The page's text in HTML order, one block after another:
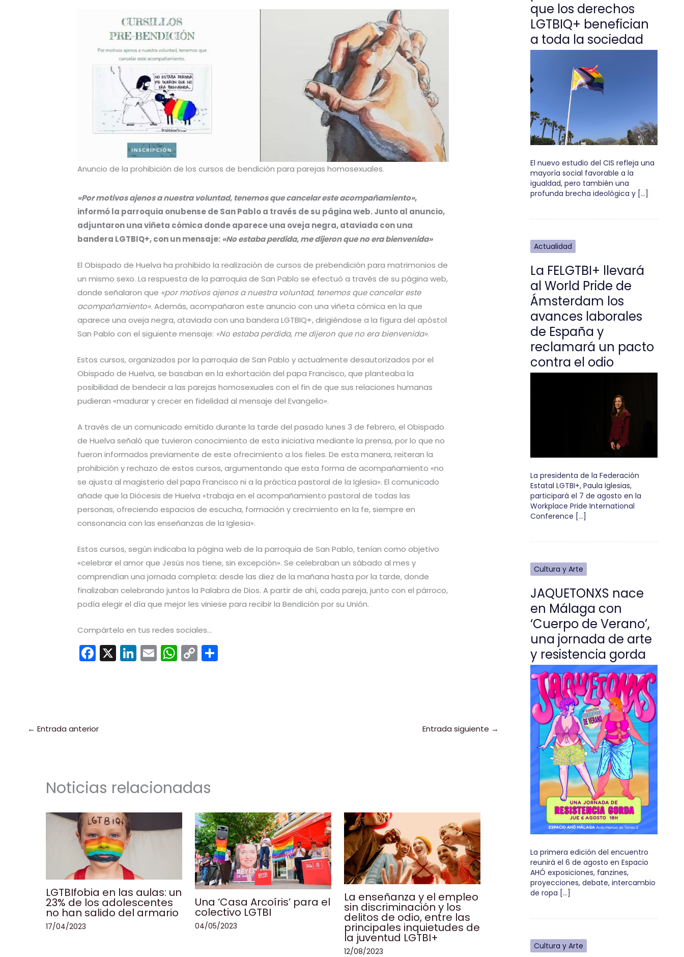
Anuncio de la prohibición de los cursos de bendición para parejas homosexuales.
«Por motivos ajenos a nuestra voluntad, tenemos que cancelar este acompañamiento»,
informó la parroquia onubense de San Pablo a través de su página web. Junto al anuncio,
adjuntaron una viñeta cómica donde aparece una oveja negra, ataviada con una
bandera LGTBIQ+, con un mensaje: «No estaba perdida, me dijeron que no era bienvenida»
El Obispado de Huelva ha prohibido la realización de cursos de prebendición para matrimonios de
un mismo sexo. La respuesta de la parroquia de San Pablo se efectuó a través de su página web,
donde señalaron que «por motivos ajenos a nuestra voluntad, tenemos que cancelar este
acompañamiento». Además, acompañaron este anuncio con una viñeta cómica en la que
aparece una oveja negra, ataviada con una bandera LGTBIQ+, dirigiéndose a la figura del apóstol
San Pablo con el siguiente mensaje: «No estaba perdida, me dijeron que no era bienvenida».
Estos cursos, organizados por la parroquia de San Pablo y actualmente desautorizados por el
Obispado de Huelva, se basaban en la exhortación del papa Francisco, que planteaba la
posibilidad de bendecir a las parejas homosexuales con el fin de que sus relaciones humanas
pudieran «madurar y crecer en fidelidad al mensaje del Evangelio».
A través de un comunicado emitido durante la tarde del pasado lunes 3 de febrero, el Obispado
de Huelva señaló que tuvieron conocimiento de esta iniciativa mediante la prensa, por lo que no
fueron informados previamente de este ofrecimiento a los fieles. De esta manera, reiteran la
prohibición y rechazo de estos cursos, argumentando que esta forma de acompañamiento «no
se ajusta al magisterio del papa Francisco ni a la práctica pastoral de la Iglesia». El comunicado
añade que la Diócesis de Huelva «trabaja en el acompañamiento pastoral de todas las
personas, ofreciendo espacios de escucha, formación y crecimiento en la fe, siempre en
consonancia con las enseñanzas de la Iglesia».
Estos cursos, según indicaba la página web de la parroquia de San Pablo, tenían como objetivo
«celebrar el amor que Jesús nos tiene, sin excepción». Se celebraban un sábado al mes y
comprendían una jornada completa: desde las diez de la mañana hasta por la tarde, donde
finalizaban celebrando juntos la Palabra de Dios. A partir de ahí, cada pareja, junto con el párroco,
podía elegir el día que mejor les viniese para recibir la Bendición por su Unión.
Compártelo en tus redes sociales...
F
a
o
X Li
n
E
m
W
h
C
o
← Entrada anterior Entrada siguiente →
Noticias relacionadas
LGTBIfobia en las aulas: un
23% de los adolescentes
no han salido del armario
17/04/2023
Una ‘Casa Arcoíris’ para el
colectivo LGTBI
04/05/2023
La enseñanza y el empleo
sin discriminación y los
delitos de odio, entre las
principales inquietudes de
la juventud LGTBI+
12/08/2023
que los derechos
LGTBIQ+ benefician
a toda la sociedad
El nuevo estudio del CIS refleja una
mayoría social favorable a la
igualdad, pero también una
profunda brecha ideológica y […]
Actualidad
La FELGTBI+ llevará
al World Pride de
Ámsterdam los
avances laborales
de España y
reclamará un pacto
contra el odio
La presidenta de la Federación
Estatal LGTBI+, Paula Iglesias,
participará el 7 de agosto en la
Workplace Pride International
Conference […]
Cultura y Arte
JAQUETONXS nace
en Málaga con
‘Cuerpo de Verano’,
una jornada de arte
y resistencia gorda
La primera edición del encuentro
reunirá el 6 de agosto en Espacio
AHÓ exposiciones, fanzines,
proyecciones, debate, intercambio
de ropa […]
Cultura y Arte